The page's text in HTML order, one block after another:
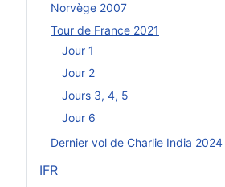
Norvège 2007
Tour de France 2021
Jour 1
Jour 2
Jours 3, 4, 5
Jour 6
Dernier vol de Charlie India 2024
IFR